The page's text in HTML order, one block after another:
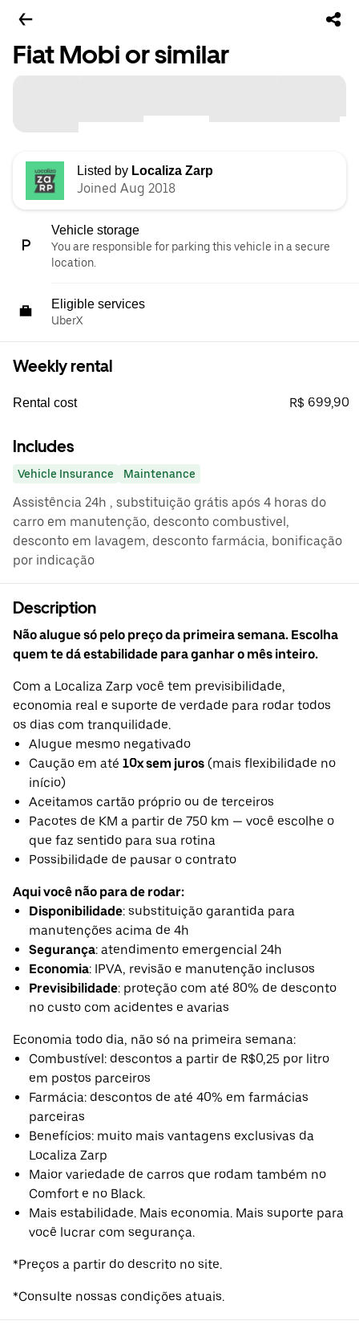
Fiat Mobi or similar
Listed by Localiza Zarp
Joined Aug 2018
Vehicle storage
You are responsible for parking this vehicle in a secure
location.
Eligible services
UberX
Weekly rental
Rental cost R$ 699,90
Includes
Vehicle Insurance Maintenance
Assistência 24h , substituição grátis após 4 horas do
carro em manutenção, desconto combustivel,
desconto em lavagem, desconto farmácia, bonificação
por indicação
Description
Não alugue só pelo preço da primeira semana. Escolha
quem te dá estabilidade para ganhar o mês inteiro.
Com a Localiza Zarp você tem previsibilidade,
economia real e suporte de verdade para rodar todos
os dias com tranquilidade.
Alugue mesmo negativado
Caução em até 10x sem juros (mais flexibilidade no
início)
Aceitamos cartão próprio ou de terceiros
Pacotes de KM a partir de 750 km — você escolhe o
que faz sentido para sua rotina
Possibilidade de pausar o contrato
Aqui você não para de rodar:
Disponibilidade: substituição garantida para
manutenções acima de 4h
Segurança: atendimento emergencial 24h
Economia: IPVA, revisão e manutenção inclusos
Previsibilidade: proteção com até 80% de desconto
no custo com acidentes e avarias
Economia todo dia, não só na primeira semana:
Combustível: descontos a partir de R$0,25 por litro
em postos parceiros
Farmácia: descontos de até 40% em farmácias
parceiras
Benefícios: muito mais vantagens exclusivas da
Localiza Zarp
Maior variedade de carros que rodam também no
Comfort e no Black.
Mais estabilidade. Mais economia. Mais suporte para
você lucrar com segurança.
*Preços a partir do descrito no site.
*Consulte nossas condições atuais.